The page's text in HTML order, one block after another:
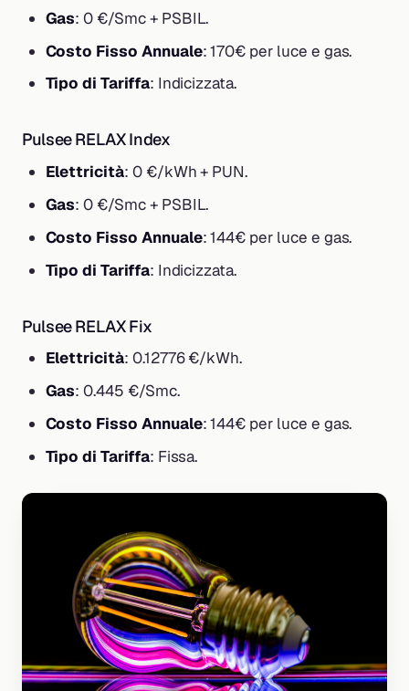
Gas: 0 €/Smc + PSBIL.
Costo Fisso Annuale: 170€ per luce e gas.
Tipo di Tariffa: Indicizzata.
Pulsee RELAX Index
Elettricità: 0 €/kWh + PUN.
Gas: 0 €/Smc + PSBIL.
Costo Fisso Annuale: 144€ per luce e gas.
Tipo di Tariffa: Indicizzata.
Pulsee RELAX Fix
Elettricità: 0.12776 €/kWh.
Gas: 0.445 €/Smc.
Costo Fisso Annuale: 144€ per luce e gas.
Tipo di Tariffa: Fissa.